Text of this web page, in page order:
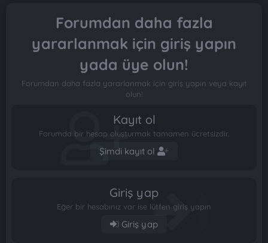
Forumdan daha fazla
yararlanmak için giriş yapın
yada üye olun!
Forumdan daha fazla yararlanmak için giriş yapın veya kayıt
olun!
Kayıt ol
Forumda bir hesap oluşturmak tamamen ücretsizdir.
Şimdi kayıt ol
Giriş yap
Eğer bir hesabınız var ise lütfen giriş yapın
Giriş yap